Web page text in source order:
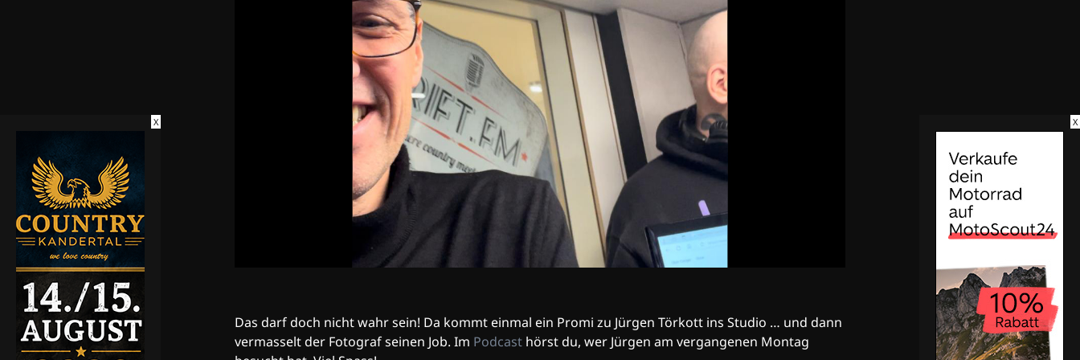
Das darf doch nicht wahr sein! Da kommt einmal ein Promi zu Jürgen Törkott ins Studio … und dann
vermasselt der Fotograf seinen Job. Im Podcast hörst du, wer Jürgen am vergangenen Montag
X X